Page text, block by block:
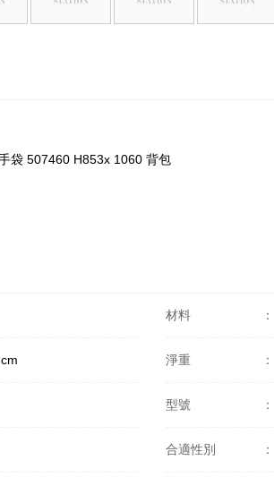
袋 507460 H853x 1060 背包
材料 ：
淨重 ：
型號 ：
合適性別 ：